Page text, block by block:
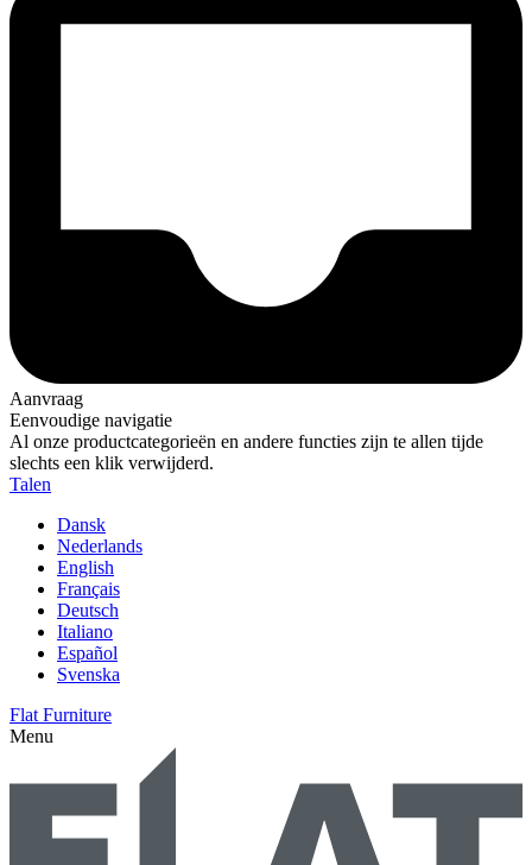
Aanvraag
Eenvoudige navigatie
Al onze productcategorieën en andere functies zijn te allen tijde
slechts een klik verwijderd.
Talen
Dansk
Nederlands
English
Français
Deutsch
Italiano
Español
Svenska
Flat Furniture
Menu